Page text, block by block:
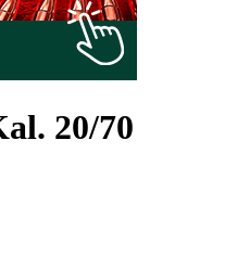
20/70